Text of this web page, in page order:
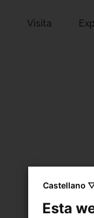
Visita
Castellano
Esta